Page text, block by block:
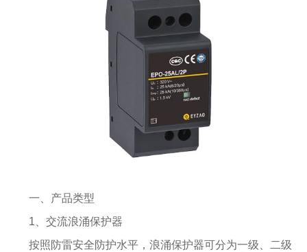
一、产品类型
1、交流浪涌保护器
按照防雷安全防护水平，浪涌保护器可分为一级、二级